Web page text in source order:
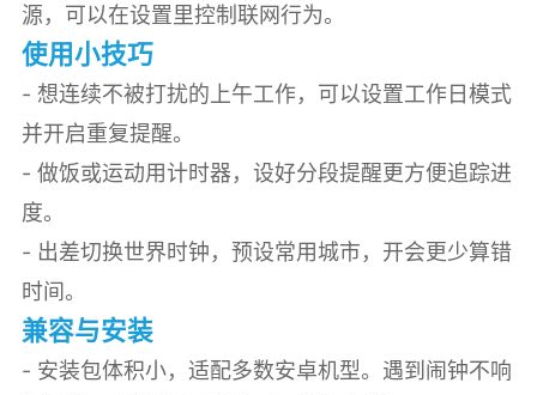
源，可以在设置里控制联网行为。
使用小技巧
- 想连续不被打扰的上午工作，可以设置工作日模式
并开启重复提醒。
- 做饭或运动用计时器，设好分段提醒更方便追踪进
度。
- 出差切换世界时钟，预设常用城市，开会更少算错
时间。
兼容与安装
- 安装包体积小，适配多数安卓机型。遇到闹钟不响